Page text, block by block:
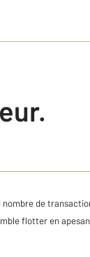
de
flotter en